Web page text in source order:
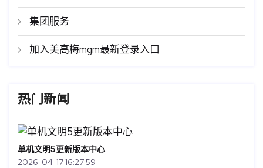
集团服务
加入美高梅mgm最新登录入口
热门新闻
单机文明5更新版本中心
2026-04-17 16:27:59